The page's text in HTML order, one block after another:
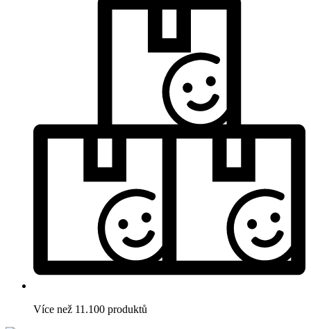
Více než 11.100 produktů